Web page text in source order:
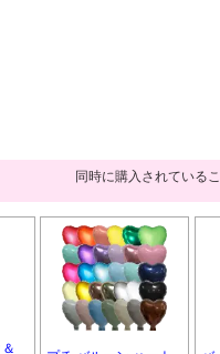
同時に購入されている